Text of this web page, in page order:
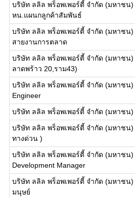
บริษัท ลลิล พร็อพเพอร์ตี้ จำกัด (มหาชน)
หน.แผนกลูกค้าสัมพันธ์
บริษัท ลลิล พร็อพเพอร์ตี้ จำกัด (มหาชน)
สายงานการตลาด
บริษัท ลลิล พร็อพเพอร์ตี้ จำกัด (มหาชน)
ลาดพร้าว 20,ราม43)
บริษัท ลลิล พร็อพเพอร์ตี้ จำกัด (มหาชน)
Engineer
บริษัท ลลิล พร็อพเพอร์ตี้ จำกัด (มหาชน)
บริษัท ลลิล พร็อพเพอร์ตี้ จำกัด (มหาชน)
ทางด่วน )
บริษัท ลลิล พร็อพเพอร์ตี้ จำกัด (มหาชน)
Development Manager
บริษัท ลลิล พร็อพเพอร์ตี้ จำกัด (มหาชน)
มนุษย์